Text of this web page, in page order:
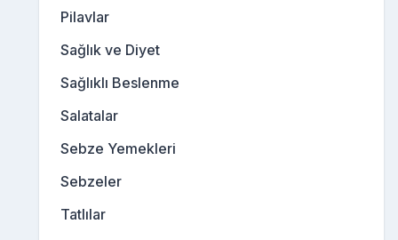
Pilavlar
Sağlık ve Diyet
Sağlıklı Beslenme
Salatalar
Sebze Yemekleri
Sebzeler
Tatlılar